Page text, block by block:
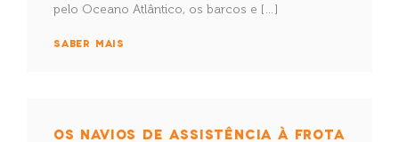
pelo Oceano Atlântico, os barcos e […]
SABER MAIS
OS NAVIOS DE ASSISTÊNCIA À FROTA